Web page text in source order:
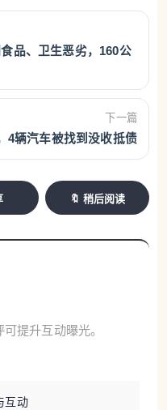
。遵守程序是有回报
过后才能合法获得物
纷。非法占有则会导
元），特殊情况下还
果失主可识别，立即
品、卫生恶劣，160公
下一篇
4辆汽车被找到没收抵债
🔖 稍后阅读
提升互动曝光。
互动